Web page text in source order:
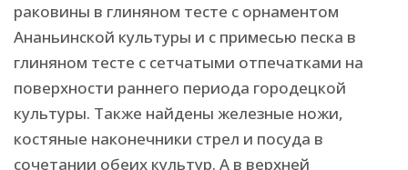
раковины в глиняном тесте с орнаментом
Ананьинской культуры и с примесью песка в
глиняном тесте с сетчатыми отпечатками на
поверхности раннего периода городецкой
культуры. Также найдены железные ножи,
костяные наконечники стрел и посуда в
сочетании обеих культур. А в верхней